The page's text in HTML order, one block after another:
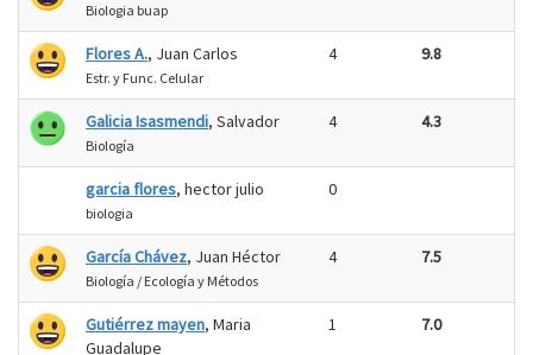
Biologia buap
Flores A., Juan Carlos
Estr. y Func. Celular
4 9.8
Galicia Isasmendi, Salvador
Biología
4 4.3
garcia flores, hector julio
biologia
0
García Chávez, Juan Héctor
Biología / Ecología y Métodos
4 7.5
Gutiérrez mayen, Maria
Guadalupe
1 7.0